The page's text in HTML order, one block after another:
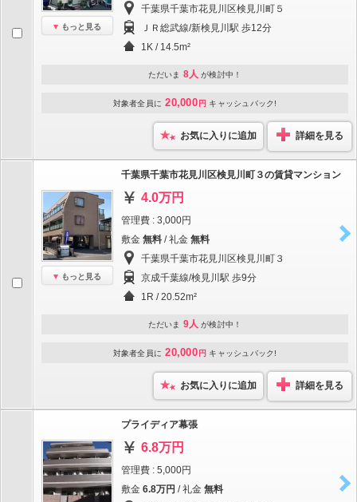
もっと見る
千葉県千葉市花見川区検見川町５
ＪＲ総武線/新検見川駅 歩12分
1K / 14.5m²
ただいま 8人 が検討中！
対象者全員に 20,000 円 キャッシュバック!
お気に入りに追加 詳細を見る
もっと見る
千葉県千葉市花見川区検見川町３の賃貸マンション
4.0万円
管理費 : 3,000円
敷金 無料 / 礼金 無料
千葉県千葉市花見川区検見川町３
京成千葉線/検見川駅 歩9分
1R / 20.52m²
ただいま 9人 が検討中！
対象者全員に 20,000 円 キャッシュバック!
お気に入りに追加 詳細を見る
プライディア幕張
6.8万円
管理費 : 5,000円
敷金 6.8万円 / 礼金 無料